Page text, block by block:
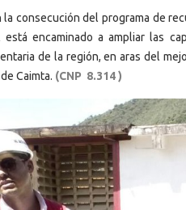
consecución del programa de
encaminado a ampliar las
de la región, en aras del
Caimta. (CNP 8.314 )